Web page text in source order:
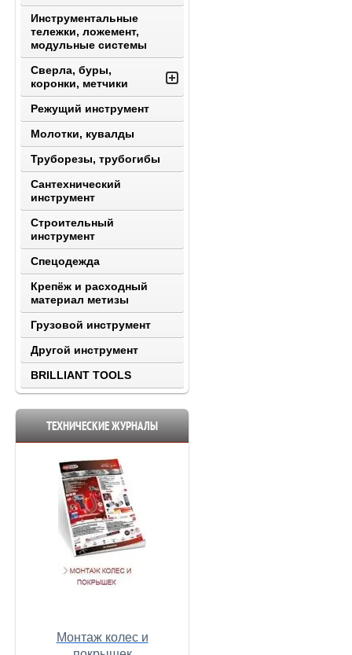
Инструментальные
тележки, ложемент,
модульные системы
Сверла, буры,
коронки, метчики
Режущий инструмент
Молотки, кувалды
Труборезы, трубогибы
Сантехнический
инструмент
Строительный
инструмент
Спецодежда
Крепёж и расходный
материал метизы
Грузовой инструмент
Другой инструмент
BRILLIANT TOOLS
ТЕХНИЧЕСКИЕ ЖУРНАЛЫ
Монтаж колес и